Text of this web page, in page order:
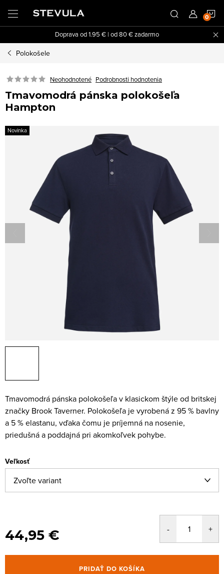
obsah
Doprava od 1.95 € | od 80 € zadarmo
Polokošele
Neohodnotené Podrobnosti hodnotenia
Tmavomodrá pánska polokošeľa
Hampton
Novinka
Tmavomodrá pánska polokošeľa v klasickom štýle od britskej
značky Brook Taverner. Polokošeľa je vyrobená z 95 % bavlny
a 5 % elastanu, vďaka čomu je príjemná na nosenie,
priedušná a poddajná pri akomkoľvek pohybe.
Veľkosť
44,95 €
PRIDAŤ DO KOŠÍKA